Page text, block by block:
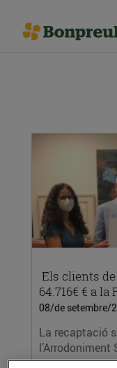
Els clients
64.716€ € a
08/de setembre/
La recaptació